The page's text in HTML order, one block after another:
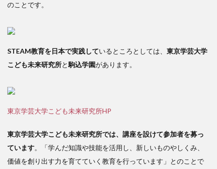
のことです。
STEAM教育を日本で実践しているところとしては、 東京学芸大学
こども未来研究所と駒込学園があります。
東京学芸大学こども未来研究所HP
東京学芸大学こども未来研究所では、講座を設けて参加者を募っ
ています。「学んだ知識や技能を活用し、新しいものやしくみ、
価値を創り出す力を育てていく教育を行っています」とのことで